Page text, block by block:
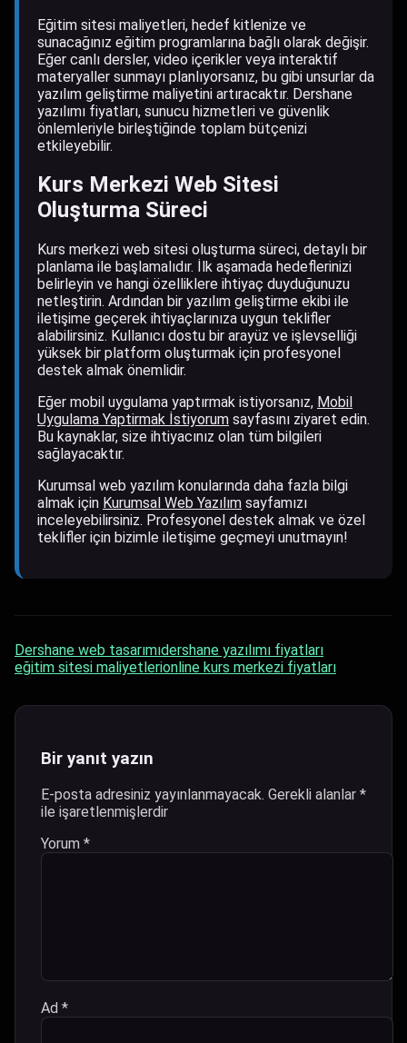
Eğitim sitesi maliyetleri, hedef kitlenize ve
sunacağınız eğitim programlarına bağlı olarak değişir.
Eğer canlı dersler, video içerikler veya interaktif
materyaller sunmayı planlıyorsanız, bu gibi unsurlar da
yazılım geliştirme maliyetini artıracaktır. Dershane
yazılımı fiyatları, sunucu hizmetleri ve güvenlik
önlemleriyle birleştiğinde toplam bütçenizi
etkileyebilir.
Kurs Merkezi Web Sitesi
Oluşturma Süreci
Kurs merkezi web sitesi oluşturma süreci, detaylı bir
planlama ile başlamalıdır. İlk aşamada hedeflerinizi
belirleyin ve hangi özelliklere ihtiyaç duyduğunuzu
netleştirin. Ardından bir yazılım geliştirme ekibi ile
iletişime geçerek ihtiyaçlarınıza uygun teklifler
alabilirsiniz. Kullanıcı dostu bir arayüz ve işlevselliği
yüksek bir platform oluşturmak için profesyonel
destek almak önemlidir.
Eğer mobil uygulama yaptırmak istiyorsanız, Mobil
Uygulama Yaptirmak İstiyorum sayfasını ziyaret edin.
Bu kaynaklar, size ihtiyacınız olan tüm bilgileri
sağlayacaktır.
Kurumsal web yazılım konularında daha fazla bilgi
almak için Kurumsal Web Yazılım​ sayfamızı
inceleyebilirsiniz. Profesyonel destek almak ve özel
teklifler için bizimle iletişime geçmeyi unutmayın!
Dershane web tasarımıdershane yazılımı fiyatları
eğitim sitesi maliyetlerionline kurs merkezi fiyatları
Bir yanıt yazın
E-posta adresiniz yayınlanmayacak. Gerekli alanlar *
ile işaretlenmişlerdir
Yorum *
Ad *